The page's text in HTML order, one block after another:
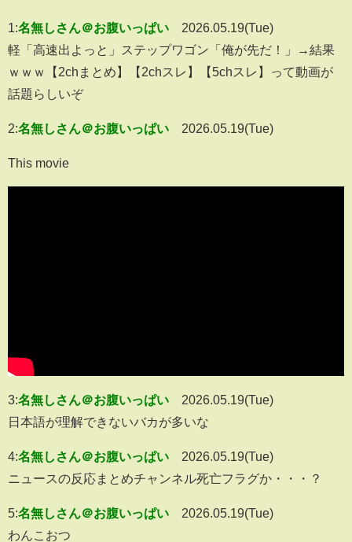
1:名無しさん＠お腹いっぱい
2026.05.19(Tue)
軽「高速出よっと」ステップワゴン「俺が先だ！」→結果
ｗｗｗ【2chまとめ】【2chスレ】【5chスレ】って動画が
話題らしいぞ
2:名無しさん＠お腹いっぱい 2026.05.19(Tue)
This movie
3:名無しさん＠お腹いっぱい
2026.05.19(Tue)
日本語が理解できないバカが多いな
4:名無しさん＠お腹いっぱい
2026.05.19(Tue)
ニュースの反応まとめチャンネル死亡フラグか・・・？
5:名無しさん＠お腹いっぱい
2026.05.19(Tue)
わんこおつ